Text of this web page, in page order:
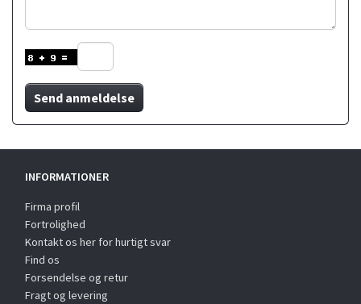
Send anmeldelse
INFORMATIONER
Firma profil
Fortrolighed
Kontakt os her for hurtigt svar
Find os
Forsendelse og retur
Fragt og levering